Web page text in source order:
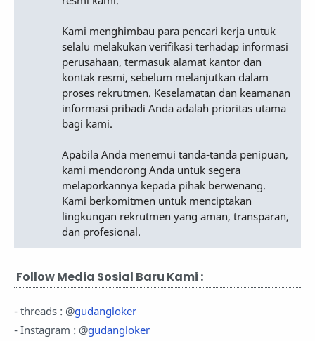
Kami menghimbau para pencari kerja untuk
selalu melakukan verifikasi terhadap informasi
perusahaan, termasuk alamat kantor dan
kontak resmi, sebelum melanjutkan dalam
proses rekrutmen. Keselamatan dan keamanan
informasi pribadi Anda adalah prioritas utama
bagi kami.
Apabila Anda menemui tanda-tanda penipuan,
kami mendorong Anda untuk segera
melaporkannya kepada pihak berwenang.
Kami berkomitmen untuk menciptakan
lingkungan rekrutmen yang aman, transparan,
dan profesional.
Follow Media Sosial Baru Kami :
- threads : @gudangloker
- Instagram : @gudangloker